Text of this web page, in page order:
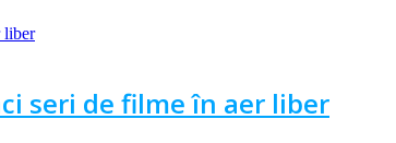
seri de filme în aer liber